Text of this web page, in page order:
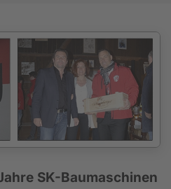
SK-Baumaschinen